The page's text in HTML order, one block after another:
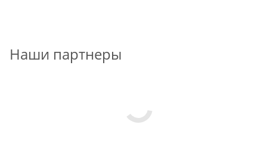
Наши партнеры